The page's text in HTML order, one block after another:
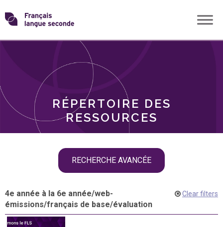
Skip
toTransformons
langue
RÉPERTOIRE DES
RESSOURCES
RECHERCHE AVANCÉE
THÈMES
4e année à la 6e année/web-
émissions/français de base/évaluation
Clear filters